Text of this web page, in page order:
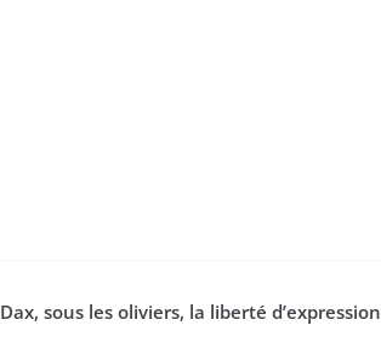
Dax, sous les oliviers, la liberté d’expression